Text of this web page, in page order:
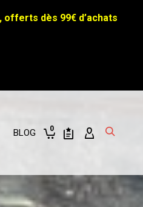
offerts dès 99€ d’achats
0
BLOG